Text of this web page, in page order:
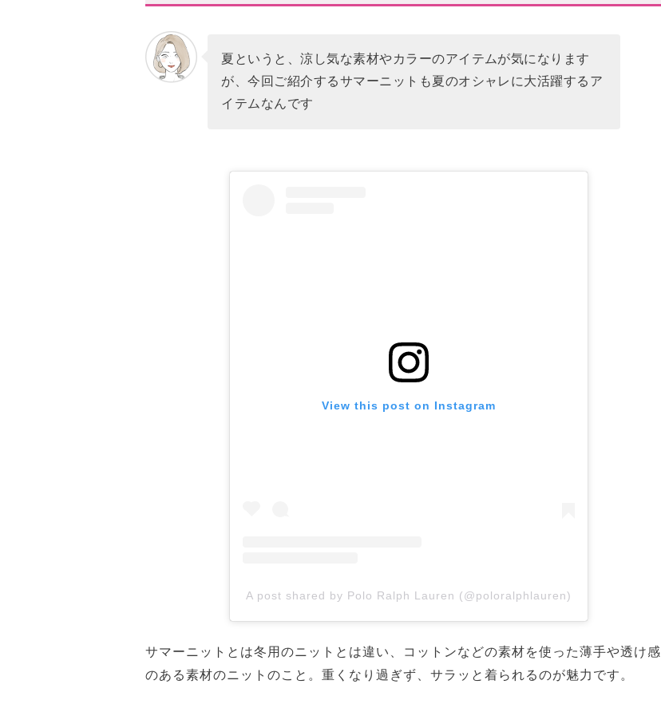
夏というと、涼し気な素材やカラーのアイテムが気になります
が、今回ご紹介するサマーニットも夏のオシャレに大活躍するア
イテムなんです
View this post on Instagram
A post shared by Polo Ralph Lauren (@poloralphlauren)
サマーニットとは冬用のニットとは違い、コットンなどの素材を使った薄手や透け感
のある素材のニットのこと。重くなり過ぎず、サラッと着られるのが魅力です。